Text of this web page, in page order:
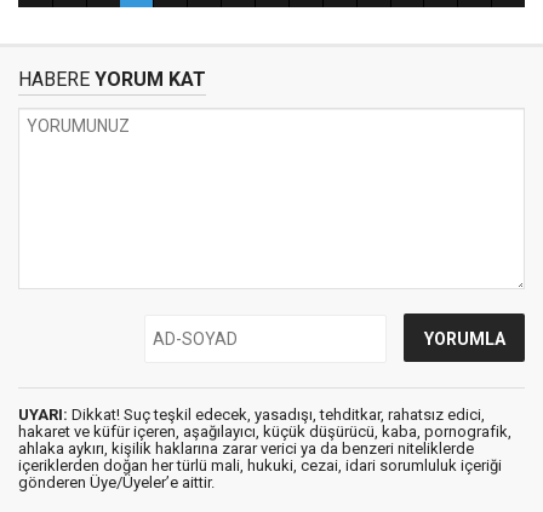
HABERE YORUM KAT
UYARI: Dikkat! Suç teşkil edecek, yasadışı, tehditkar, rahatsız edici,
hakaret ve küfür içeren, aşağılayıcı, küçük düşürücü, kaba, pornografik,
ahlaka aykırı, kişilik haklarına zarar verici ya da benzeri niteliklerde
içeriklerden doğan her türlü mali, hukuki, cezai, idari sorumluluk içeriği
gönderen Üye/Üyeler’e aittir.